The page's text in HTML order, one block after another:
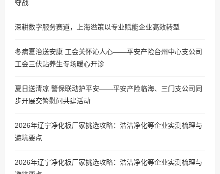
夺战
深耕数字服务赛道，上海溢策以专业赋能企业高效转型
冬病夏治送安康 工会关怀沁人心——平安产险台州中心支公司
工会三伏贴养生专场暖心开诊
夏日送清凉 警保联动护平安——平安产险临海、三门支公司同
步开展交警慰问共建活动
2026年辽宁净化板厂家挑选攻略：浩洁净化等企业实测梳理与
避坑要点
2026年辽宁净化板厂家挑选攻略：浩洁净化等企业实测梳理与